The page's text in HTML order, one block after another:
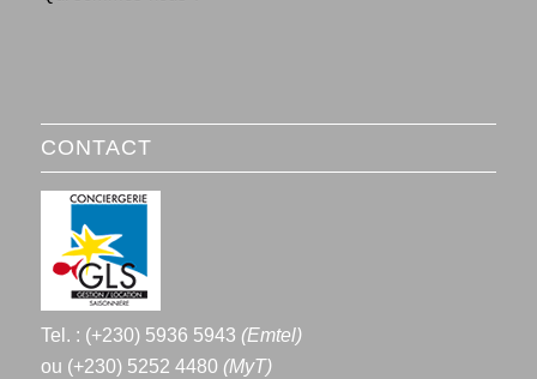
CONTACT
Tel. : (+230) 5936 5943 (Emtel)
ou (+230) 5252 4480 (MyT)